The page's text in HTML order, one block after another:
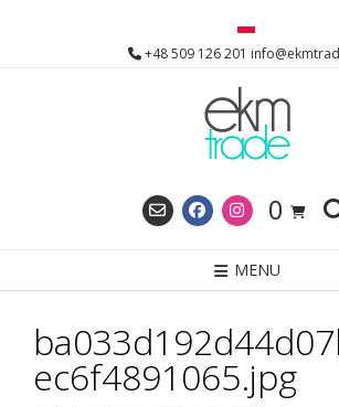
+48 509 126 201
0
MENU
ec6f4891065.jpg